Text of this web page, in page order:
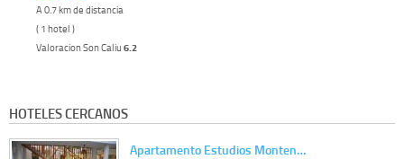
A 0.7 km de distancia
( 1 hotel )
Valoracion Son Caliu 6.2
HOTELES CERCANOS
Apartamento Estudios Monten…